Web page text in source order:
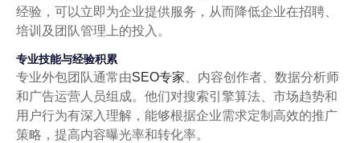
经验，可以立即为企业提供服务，从而降低企业在招聘、
培训及团队管理上的投入。
专业技能与经验积累
专业外包团队通常由SEO专家 、内容创作者、数据分析师
和广告运营人员组成。他们对搜索引擎算法、市场趋势和
用户行为有深入理解，能够根据企业需求定制高效的推广
策略，提高内容曝光率和转化率。